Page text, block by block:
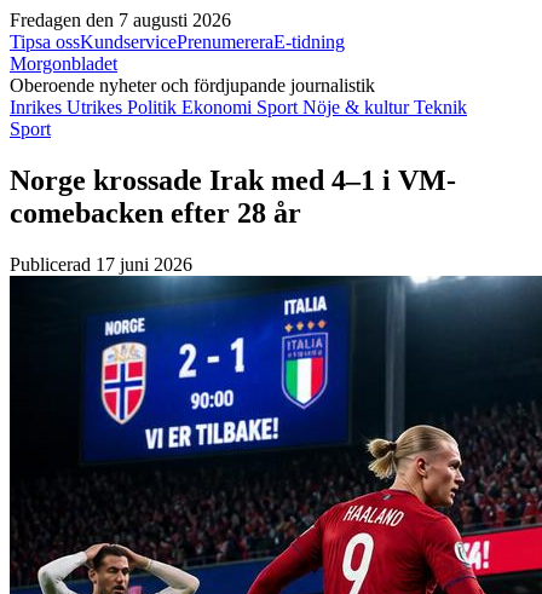
Fredagen den 7 augusti 2026
Tipsa ossKundservicePrenumereraE-tidning
Morgonbladet
Oberoende nyheter och fördjupande journalistik
Inrikes Utrikes Politik Ekonomi Sport Nöje & kulturTeknik
Sport
Norge krossade Irak med 4–1 i VM-
comebacken efter 28 år
Publicerad 17 juni 2026